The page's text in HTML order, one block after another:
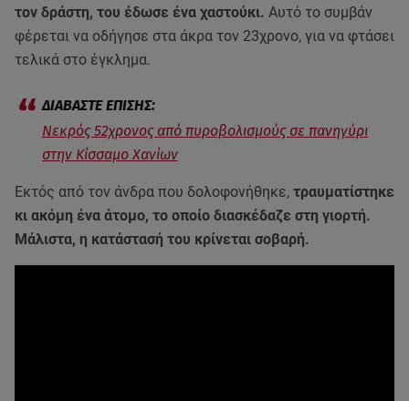
τον δράστη, του έδωσε ένα χαστούκι. Αυτό το συμβάν
φέρεται να οδήγησε στα άκρα τον 23χρονο, για να φτάσει
τελικά στο έγκλημα.
Νεκρός 52χρονος από πυροβολισμούς σε πανηγύρι
στην Κίσσαμο Χανίων
Εκτός από τον άνδρα που δολοφονήθηκε, τραυματίστηκε
κι ακόμη ένα άτομο, το οποίο διασκέδαζε στη γιορτή.
Μάλιστα, η κατάστασή του κρίνεται σοβαρή.